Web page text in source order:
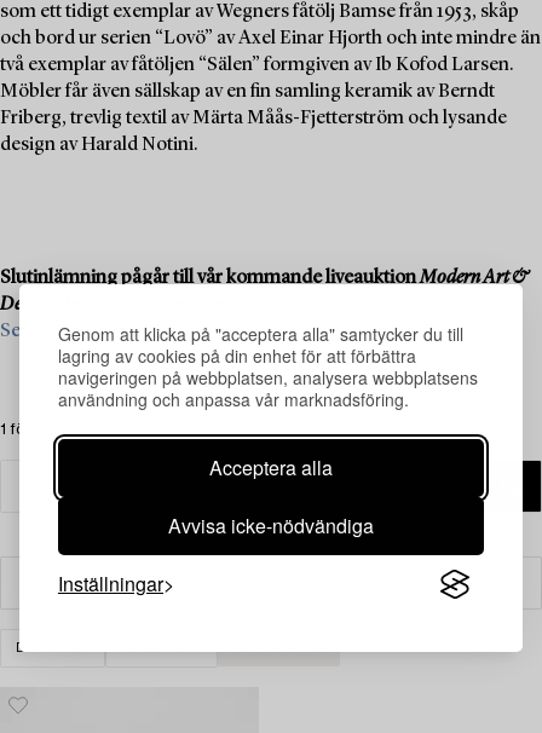
Genom att klicka på "acceptera alla" samtycker du till
lagring av cookies på din enhet för att förbättra
navigeringen på webbplatsen, analysera webbplatsens
användning och anpassa vår marknadsföring.
Acceptera alla
Avvisa icke-nödvändiga
Inställningar
som ett tidigt exemplar av Wegners fåtölj Bamse från 1953, skåp
och bord ur serien “Lovö” av Axel Einar Hjorth och inte mindre än
två exemplar av fåtöljen “Sälen” formgiven av Ib Kofod Larsen.
Möbler får även sällskap av en fin samling keramik av Berndt
Friberg, trevlig textil av Märta Måås-Fjetterström och lysande
design av Harald Notini.
Slutinlämning pågår till vår kommande liveauktionModern Art &
Design
Se vad vi söker och kontakta oss för värdering ›
1 föremål
DIVERSE